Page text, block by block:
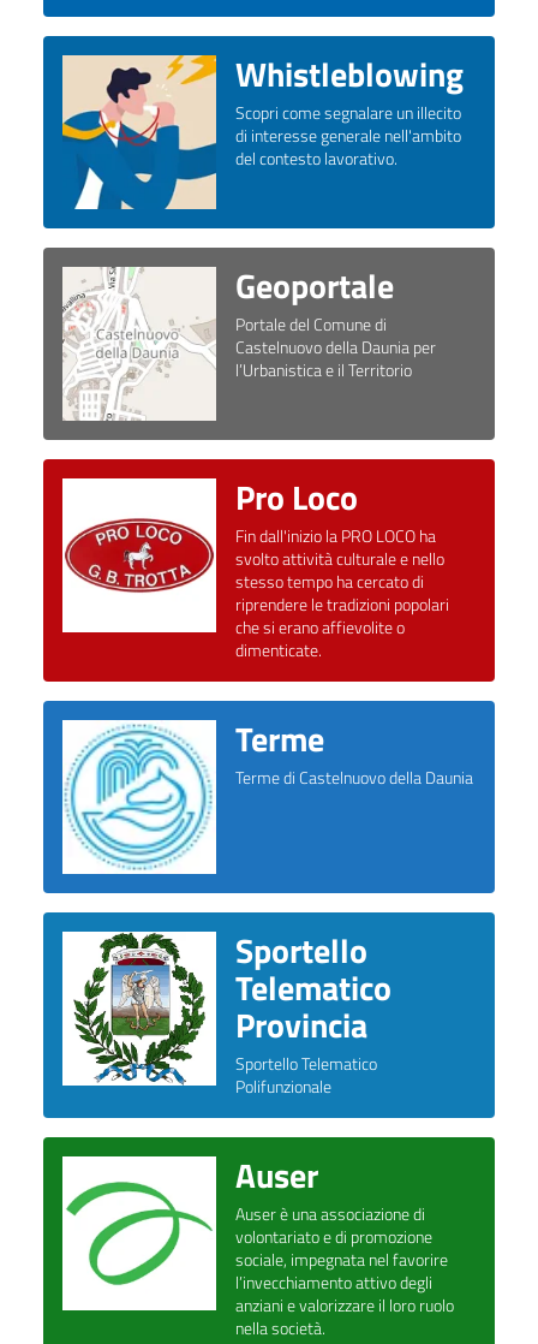
Whistleblowing
Scopri come segnalare un illecito
di interesse generale nell'ambito
del contesto lavorativo.
Geoportale
Portale del Comune di
Castelnuovo della Daunia per
l’Urbanistica e il Territorio
Pro Loco
Fin dall'inizio la PRO LOCO ha
svolto attività culturale e nello
stesso tempo ha cercato di
riprendere le tradizioni popolari
che si erano affievolite o
dimenticate.
Terme
Terme di Castelnuovo della Daunia
Sportello
Telematico
Provincia
Sportello Telematico
Polifunzionale
Auser
Auser è una associazione di
volontariato e di promozione
sociale, impegnata nel favorire
l’invecchiamento attivo degli
anziani e valorizzare il loro ruolo
nella società.